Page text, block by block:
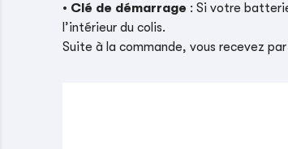
• Clé de démarrage : Si votre
l’intérieur du colis.
Suite à la commande, vous recevez